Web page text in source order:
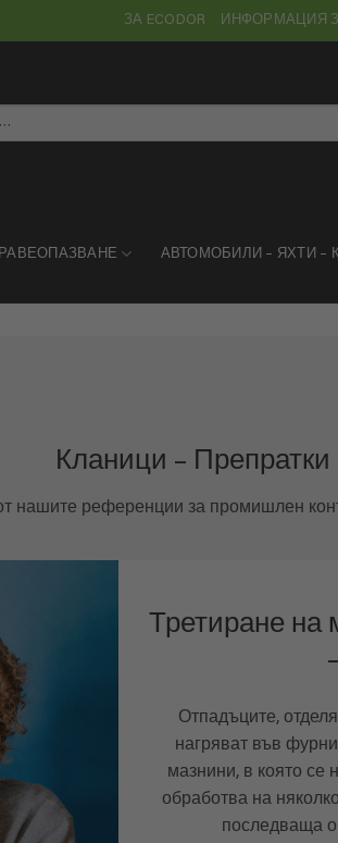
ЗА ECODOR ИНФОРМАЦИЯ
АВТОМОБИЛИ – ЯХТИ –
Кланици – Препратки
нашите референции за промишлен
Третиране на
Отпадъците,
нагряват във
мазнини, в която се
обработва на
последваща